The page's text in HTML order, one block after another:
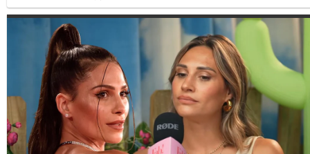
Giovanni che se stessa in un solo momento (4).